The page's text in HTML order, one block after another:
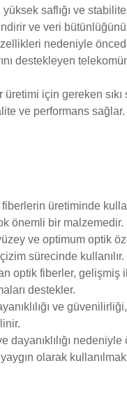
saflığı ve
ve veri bütünlüğünü
nedeniyle
destekleyen
için gereken
ve performans sağlar.
üretiminde
önemli bir malzemedir.
ve optimum optik
sürecinde kullanılır.
optik fiberler,
destekler.
ve
dayanıklılığı
olarak